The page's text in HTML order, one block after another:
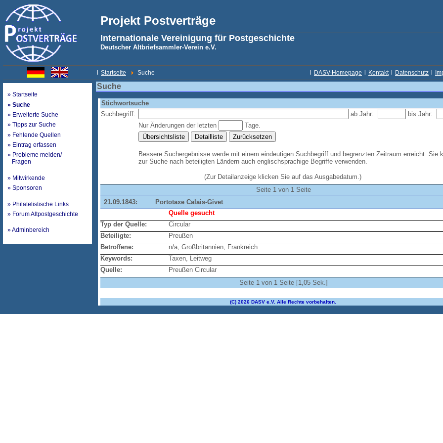
Projekt Postverträge
Internationale Vereinigung für Postgeschichte
Deutscher Altbriefsammler-Verein e.V.
Startseite Suche DASV-Homepage Kontakt Datenschutz
» Startseite
» Suche
» Erweiterte Suche
» Tipps zur Suche
» Fehlende Quellen
» Eintrag erfassen
» Probleme melden/
Fragen
» Mitwirkende
» Sponsoren
» Philatelistische Links
» Forum Altpostgeschichte
» Adminbereich
Suche
Stichwortsuche
Suchbegriff:
ab Jahr:
bis Jahr:
Nur Änderungen der letzten
Tage.
Bessere Suchergebnisse werde mit einem eindeutigen Suchbegriff und begrenzten Zeitraum erreicht. Sie
zur Suche nach beteiligten Ländern auch englischsprachige Begriffe verwenden.
(Zur Detailanzeige klicken Sie auf das Ausgabedatum.)
Seite 1 von 1 Seite
21.09.1843:
Portotaxe Calais-Givet
Quelle gesucht
Typ der Quelle:
Circular
Beteiligte:
Preußen
Betroffene:
n/a, Großbritannien, Frankreich
Keywords:
Taxen, Leitweg
Quelle:
Preußen Circular
Seite 1 von 1 Seite [1,05 Sek.]
(C) 2026 DASV e.V. Alle Rechte vorbehalten.